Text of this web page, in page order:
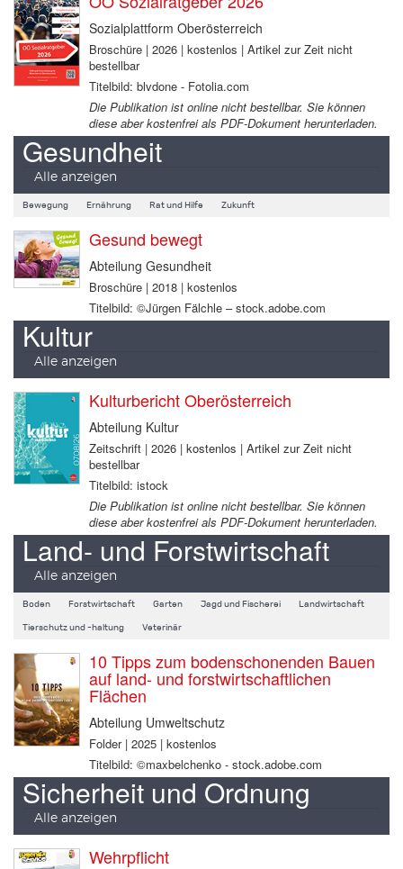
Sozialplattform Oberösterreich
Broschüre | 2026 | kostenlos | Artikel zur Zeit nicht
bestellbar
Titelbild: blvdone - Fotolia.com
Die Publikation ist online nicht bestellbar. Sie können
diese aber kostenfrei als PDF-Dokument herunterladen.
Gesundheit
Alle anzeigen
Bewegung Ernährung Rat und Hilfe Zukunft
Gesund bewegt
Abteilung Gesundheit
Broschüre | 2018 | kostenlos
Titelbild: ©Jürgen Fälchle – stock.adobe.com
Kultur
Alle anzeigen
Kulturbericht Oberösterreich
Abteilung Kultur
Zeitschrift | 2026 | kostenlos | Artikel zur Zeit nicht
bestellbar
Titelbild: istock
Die Publikation ist online nicht bestellbar. Sie können
diese aber kostenfrei als PDF-Dokument herunterladen.
Land- und Forstwirtschaft
Alle anzeigen
Boden Forstwirtschaft Garten Jagd und Fischerei Landwirtschaft
Tierschutz und -haltung Veterinär
10 Tipps zum bodenschonenden Bauen
auf land- und forstwirtschaftlichen
Flächen
Abteilung Umweltschutz
Folder | 2025 | kostenlos
Titelbild: ©maxbelchenko - stock.adobe.com
Sicherheit und Ordnung
Alle anzeigen
Wehrpflicht